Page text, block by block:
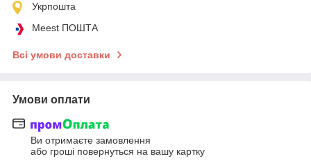
Укрпошта
Meest ПОШТА
Всі умови доставки
Умови оплати
Ви отримаєте замовлення
або гроші повернуться на вашу картку